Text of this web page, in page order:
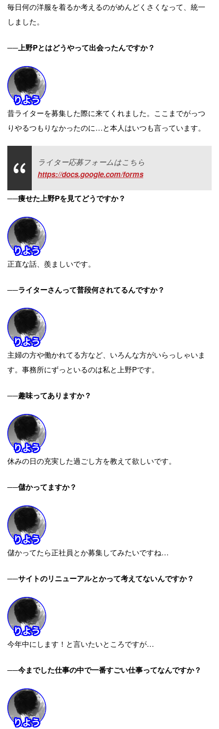
毎日何の洋服を着るか考えるのがめんどくさくなって、統一
しました。
──上野Pとはどうやって出会ったんですか？
昔ライターを募集した際に来てくれました。ここまでがっつ
りやるつもりなかったのに…と本人はいつも言っています。
ライター応募フォームはこちら
https://docs.google.com/forms
──痩せた上野Pを見てどうですか？
正直な話、羨ましいです。
──ライターさんって普段何されてるんですか？
主婦の方や働かれてる方など、いろんな方がいらっしゃいま
す。事務所にずっといるのは私と上野Pです。
──趣味ってありますか？
休みの日の充実した過ごし方を教えて欲しいです。
──儲かってますか？
儲かってたら正社員とか募集してみたいですね…
──サイトのリニューアルとかって考えてないんですか？
今年中にします！と言いたいところですが…
──今までした仕事の中で一番すごい仕事ってなんですか？